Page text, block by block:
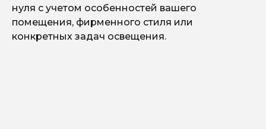
нуля с учетом особенностей вашего
помещения, фирменного стиля или
конкретных задач освещения.